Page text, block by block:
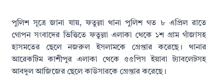
পুলিশ সূত্রে জানা যায়, ফতুল্লা থানা পুলিশ গত ৮ এপ্রিল রাতে
গোপন সংবাদের ভিত্তিতে ফতুল্লা এলাকা থেকে ১শ গ্রাম গাঁজাসহ
হাসমতের ছেলে নজরুল ইসলামকে গ্রেপ্তার করেছে। থানার
আরেকটিম কাশীপুর এলাকা থেকে ৫৫পিস ইয়াবা ট্যাবলেটসহ
আবদুল আজিজের ছেলে কাউসারকে গ্রেপ্তার করেছে।